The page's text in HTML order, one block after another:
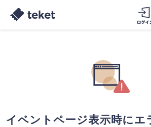
イベントページ表示時にエ